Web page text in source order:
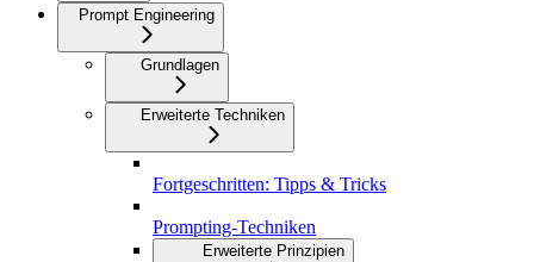
Prompt Engineering
Grundlagen
Erweiterte Techniken
Fortgeschritten: Tipps & Tricks
Prompting-Techniken
Erweiterte Prinzipien